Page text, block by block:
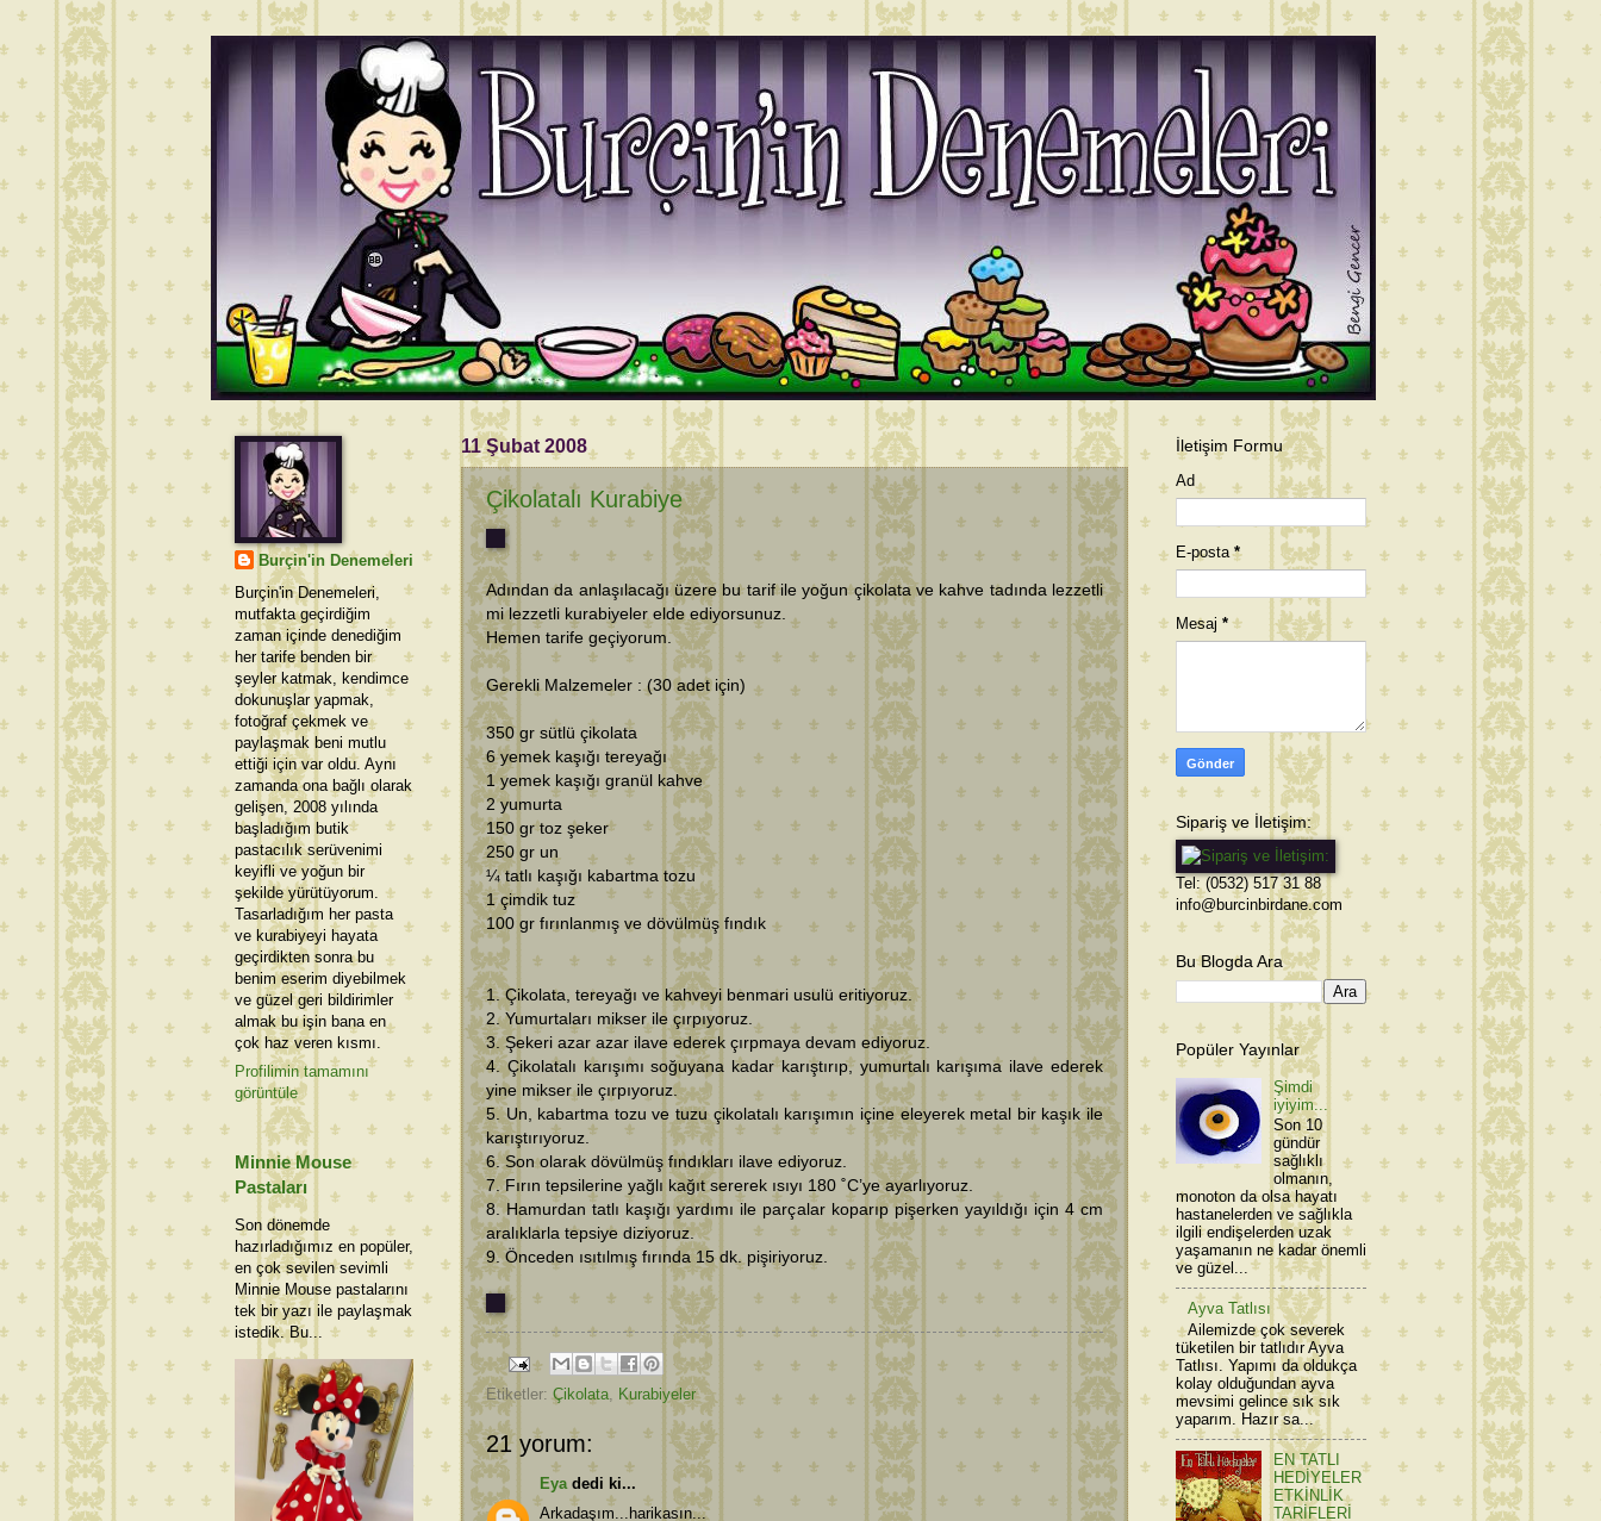
11 Şubat 2008
Çikolatalı Kurabiye
Adından da anlaşılacağı üzere bu tarif ile yoğun çikolata ve kahve tadında lezzetli
mi lezzetli kurabiyeler elde ediyorsunuz.
Hemen tarife geçiyorum.
Gerekli Malzemeler : (30 adet için)
350 gr sütlü çikolata
6 yemek kaşığı tereyağı
1 yemek kaşığı granül kahve
2 yumurta
150 gr toz şeker
250 gr un
¼ tatlı kaşığı kabartma tozu
1 çimdik tuz
100 gr fırınlanmış ve dövülmüş fındık
1. Çikolata, tereyağı ve kahveyi benmari usulü eritiyoruz.
2. Yumurtaları mikser ile çırpıyoruz.
3. Şekeri azar azar ilave ederek çırpmaya devam ediyoruz.
4. Çikolatalı karışımı soğuyana kadar karıştırıp, yumurtalı karışıma ilave ederek
yine mikser ile çırpıyoruz.
5. Un, kabartma tozu ve tuzu çikolatalı karışımın içine eleyerek metal bir kaşık ile
karıştırıyoruz.
6. Son olarak dövülmüş fındıkları ilave ediyoruz.
7. Fırın tepsilerine yağlı kağıt sererek ısıyı 180 ˚C’ye ayarlıyoruz.
8. Hamurdan tatlı kaşığı yardımı ile parçalar koparıp pişerken yayıldığı için 4 cm
aralıklarla tepsiye diziyoruz.
9. Önceden ısıtılmış fırında 15 dk. pişiriyoruz.
Etiketler:Çikolata, Kurabiyeler
21 yorum:
Eyadedi ki...
Arkadaşım...harikasın...
Burçin'in Denemeleri
Burçin'in Denemeleri,
mutfakta geçirdiğim
zaman içinde denediğim
her tarife benden bir
şeyler katmak, kendimce
dokunuşlar yapmak,
fotoğraf çekmek ve
paylaşmak beni mutlu
ettiği için var oldu. Aynı
zamanda ona bağlı olarak
gelişen, 2008 yılında
başladığım butik
pastacılık serüvenimi
keyifli ve yoğun bir
şekilde yürütüyorum.
Tasarladığım her pasta
ve kurabiyeyi hayata
geçirdikten sonra bu
benim eserim diyebilmek
ve güzel geri bildirimler
almak bu işin bana en
çok haz veren kısmı.
Profilimin tamamını
görüntüle
Minnie Mouse
Pastaları
Son dönemde
hazırladığımız en popüler,
en çok sevilen sevimli
Minnie Mouse pastalarını
tek bir yazı ile paylaşmak
istedik. Bu...
İletişim Formu
Ad
E-posta*
Mesaj *
Sipariş ve İletişim:
Tel: (0532) 517 31 88
info@burcinbirdane.com
Bu Blogda Ara
Popüler Yayınlar
Şimdi
iyiyim...
Son 10
gündür
sağlıklı
olmanın,
monoton da olsa hayatı
hastanelerden ve sağlıkla
ilgili endişelerden uzak
yaşamanın ne kadar önemli
ve güzel...
Ayva Tatlısı
Ailemizde çok severek
tüketilen bir tatlıdır Ayva
Tatlısı. Yapımı da oldukça
kolay olduğundan ayva
mevsimi gelince sık sık
yaparım. Hazır sa...
EN TATLI
HEDİYELER
ETKİNLİK
TARİFLERİ